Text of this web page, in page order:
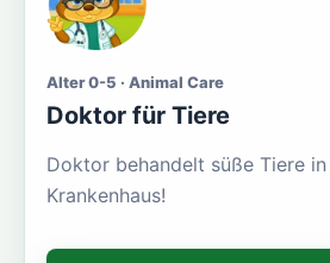
Alter 0-5 · Animal Care
Doktor für Tiere
Doktor behandelt süße Tiere in
Krankenhaus!